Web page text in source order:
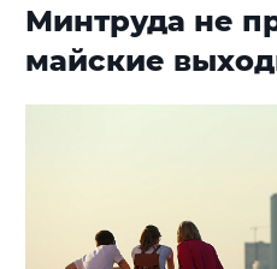
Минтруда не
майские